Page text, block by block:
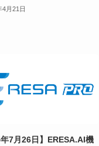
4月21日
年7月26日】ERESA.AI機